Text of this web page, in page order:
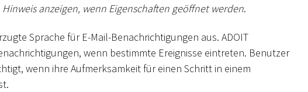
Hinweis anzeigen, wenn Eigenschaften geöffnet werden.
Sprache für E-Mail-Benachrichtigungen aus. ADOIT
wenn bestimmte Ereignisse eintreten. Benutzer
wenn ihre Aufmerksamkeit für einen Schritt in einem